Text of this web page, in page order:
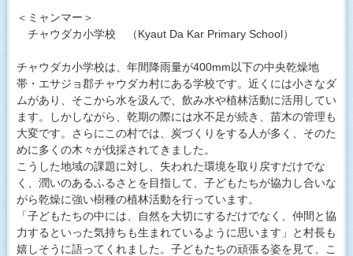
＜ミャンマー＞
チャウダカ小学校 （Kyaut Da Kar Primary School）
チャウダカ小学校は、年間降雨量が400mm以下の中央乾燥地
帯・エサジョ郡チャウダカ村にある学校です。近くには小さなダ
ムがあり、そこから水を汲んで、飲み水や植林活動に活用してい
ます。しかしながら、乾期の際には水不足が続き、苗木の管理も
大変です。さらにこの村では、炭づくりをする人が多く、そのた
めに多くの木々が伐採されてきました。
こうした地域の課題に対し、失われた環境を取り戻すだけでな
く、潤いのあるふるさとを目指して、子どもたちが協力し合いな
がら乾燥に強い樹種の植林活動を行っています。
「子どもたちの中には、自然を大切にするだけでなく、仲間と協
力するといった気持ちも生まれているように思います」と村長も
嬉しそうに語ってくれました。子どもたちの頑張る姿を見て、こ